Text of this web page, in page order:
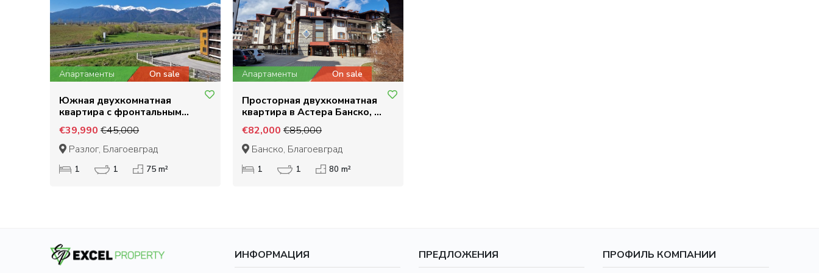
Апартаменты On sale
Южная двухкомнатная
квартира с фронтальным
видом на Пирин! Доступная
цена!
€39,990 €45,000
Разлог, Благоевград
1 1 75 m²
Апартаменты On sale
Просторная двухкомнатная
квартира в Астера Банско, в
200 метрах от подъемника
€82,000 €85,000
Банско, Благоевград
1 1 80 m²
ИНФОРМАЦИЯ ПРЕДЛОЖЕНИЯ ПРОФИЛЬ КОМПАНИИ